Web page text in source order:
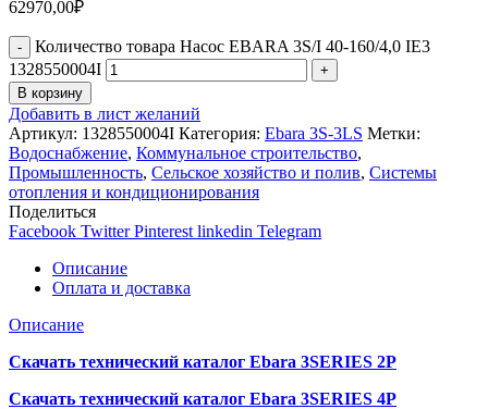
62970,00₽
Количество товара Насос EBARA 3S/I 40-160/4,0 IE3
1328550004I
В корзину
Добавить в лист желаний
Артикул: 1328550004I Категория: Ebara 3S-3LS Метки:
Водоснабжение, Коммунальное строительство,
Промышленность, Сельское хозяйство и полив, Системы
отопления и кондиционирования
Поделиться
Facebook Twitter Pinterest linkedin Telegram
Описание
Оплата и доставка
Описание
Скачать технический каталог Ebara 3SERIES 2P
Скачать технический каталог Ebara 3SERIES 4P